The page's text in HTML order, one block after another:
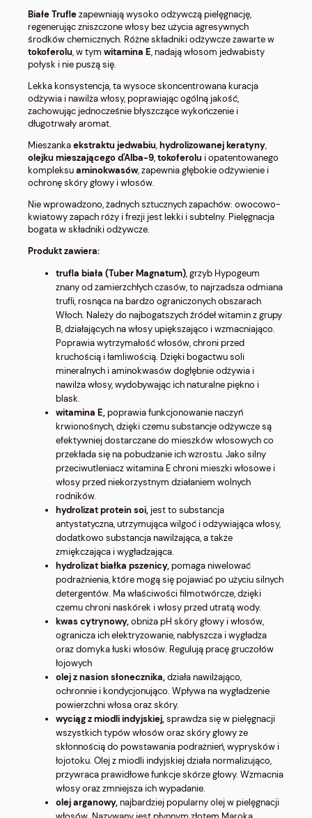
Białe Truflezapewniają wysoko odżywczą pielęgnację,
regenerując zniszczone włosy bez użycia agresywnych
środków chemicznych. Różne składniki odżywcze zawarte w
tokoferolu, w tym witamina E, nadają włosom jedwabisty
połysk i nie puszą się.
Lekka konsystencja, ta wysoce skoncentrowana kuracja
odżywia i nawilża włosy, poprawiając ogólną jakość,
zachowując jednocześnie błyszczące wykończenie i
długotrwały aromat.
Mieszankaekstraktu jedwabiu,hydrolizowanej keratyny,
olejku mieszającego d'Alba-9,tokoferolu i opatentowanego
kompleksuaminokwasów, zapewnia głębokie odżywienie i
ochronę skóry głowy i włosów.
Nie wprowadzono, żadnych sztucznych zapachów: owocowo-
kwiatowy zapach róży i frezji jest lekki i subtelny. Pielęgnacja
bogata w składniki odżywcze.
Produkt zawiera:
trufla biała (Tuber Magnatum), grzyb Hypogeum
znany od zamierzchłych czasów, to najrzadsza odmiana
trufli, rosnąca na bardzo ograniczonych obszarach
Włoch. Należy do najbogatszych źródeł witamin z grupy
B, działających na włosy upiększająco i wzmacniająco.
Poprawia wytrzymałość włosów, chroni przed
kruchością i łamliwością. Dzięki bogactwu soli
mineralnych i aminokwasów dogłębnie odżywia i
nawilża włosy, wydobywając ich naturalne piękno i
blask.
witamina E,poprawia funkcjonowanie naczyń
krwionośnych, dzięki czemu substancje odżywcze są
efektywniej dostarczane do mieszków włosowych co
przekłada się na pobudzanie ich wzrostu. Jako silny
przeciwutleniacz witamina E chroni mieszki włosowe i
włosy przed niekorzystnym działaniem wolnych
rodników.
hydrolizat protein soi, jest to substancja
antystatyczna, utrzymująca wilgoć i odżywiająca włosy,
dodatkowo substancja nawilżająca, a także
zmiękczająca i wygładzająca.
hydrolizat białka pszenicy,pomaga niwelować
podrażnienia, które mogą się pojawiać po użyciu silnych
detergentów. Ma właściwości filmotwórcze, dzięki
czemu chroni naskórek i włosy przed utratą wody.
kwas cytrynowy,obniża pH skóry głowy i włosów,
ogranicza ich elektryzowanie, nabłyszcza i wygładza
oraz domyka łuski włosów. Regulują pracę gruczołów
łojowych
olej z nasion słonecznika,działa nawilżająco,
ochronnie i kondycjonująco. Wpływa na wygładzenie
powierzchni włosa oraz skóry.
wyciąg z miodli indyjskiej,sprawdza się w pielęgnacji
wszystkich typów włosów oraz skóry głowy ze
skłonnością do powstawania podrażnień, wyprysków i
łojotoku. Olej z miodli indyjskiej działa normalizująco,
przywraca prawidłowe funkcje skórze głowy. Wzmacnia
włosy oraz zmniejsza ich wypadanie.
olej arganowy,najbardziej popularny olej w pielęgnacji